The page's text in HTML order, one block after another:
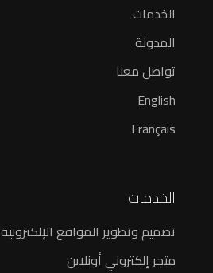
الخدمات
المدونة
تواصل معنا
English
Français
الخدمات
تصميم وتطوير المواقع الإلكترونية
متجر إلكتروني أونلاين